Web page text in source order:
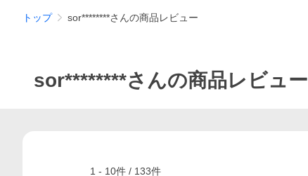
トップ sor********さんの商品レビュー
sor********さんの商品レビュー
1 - 10件 / 133件